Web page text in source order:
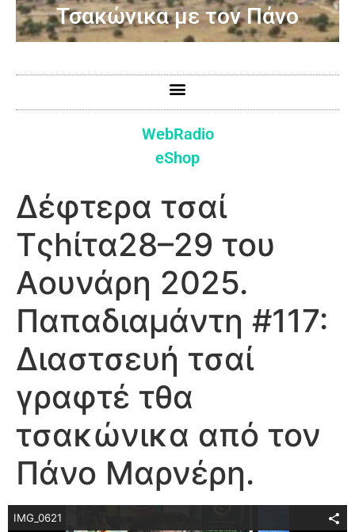
Τσακώνικα με τον Πάνο
WebRadio
eShop
Δέφτερα τσαί
Τςhίτα28–29 του
Αουνάρη 2025.
Παπαδιαμάντη #117:
Διαστσευή τσαί
γραφτέ τθα
τσακώνικα από τον
Πάνο Μαρνέρη.
IMG_0621